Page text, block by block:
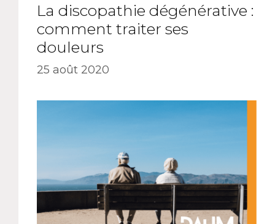
La discopathie dégénérative :
comment traiter ses
douleurs
25 août 2020